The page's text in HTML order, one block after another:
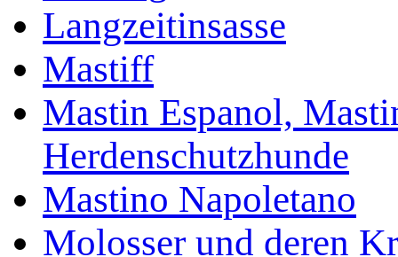
Langzeitinsasse
Mastiff
Mastin Espanol,
Herdenschutzhunde
Mastino Napoletano
Molosser und deren